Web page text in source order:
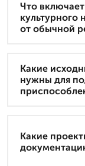
Что
культурного
от обычной
Какие
нужны для
Какие